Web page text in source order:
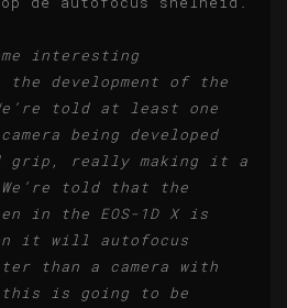
interesting
the development of the
told at least one
being developed
grip, really making it a
We’re told that the
in the EOS-1D X is
it will autofocus
than a camera with
is going to be